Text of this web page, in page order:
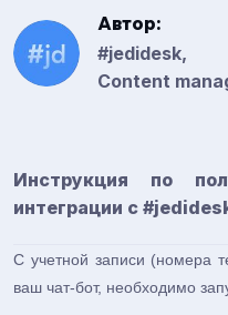
Автор:
#jedidesk,
Content
Инструкция по
интеграции с
С учетной записи (номера
ваш чат-бот, необходимо